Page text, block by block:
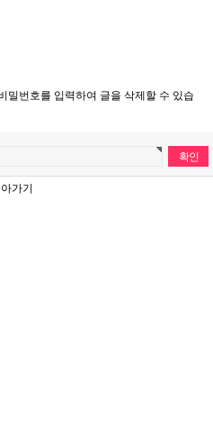
밀번호를 입력하여 글을 삭제할 수 있습
가기